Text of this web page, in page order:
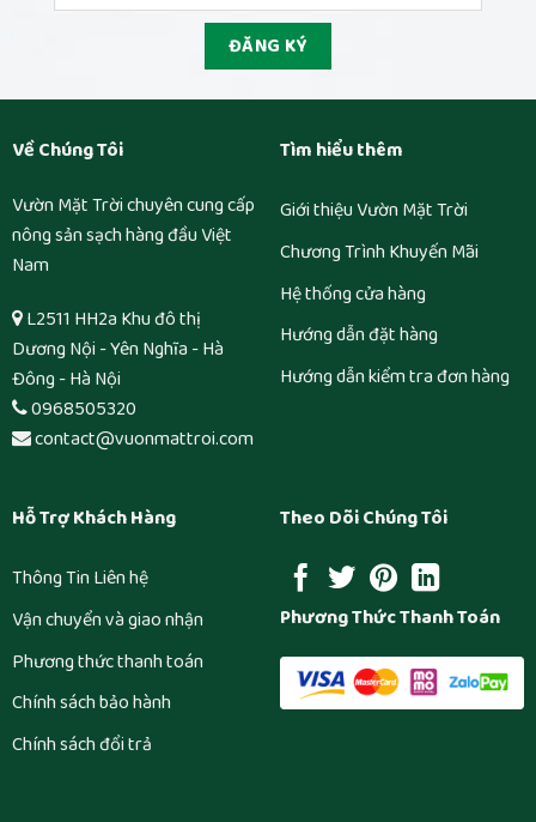
Về Chúng Tôi
Vườn Mặt Trời chuyên cung cấp
nông sản sạch hàng đầu Việt
Nam
L2511 HH2a Khu đô thị
Dương Nội - Yên Nghĩa - Hà
Đông - Hà Nội
0968505320
contact@vuonmattroi.com
Tìm hiểu thêm
Giới thiệu Vườn Mặt Trời
Chương Trình Khuyến Mãi
Hệ thống cửa hàng
Hướng dẫn đặt hàng
Hướng dẫn kiểm tra đơn hàng
Hỗ Trợ Khách Hàng
Thông Tin Liên hệ
Vận chuyển và giao nhận
Phương thức thanh toán
Chính sách bảo hành
Chính sách đổi trả
Theo Dõi Chúng Tôi
Phương Thức Thanh Toán